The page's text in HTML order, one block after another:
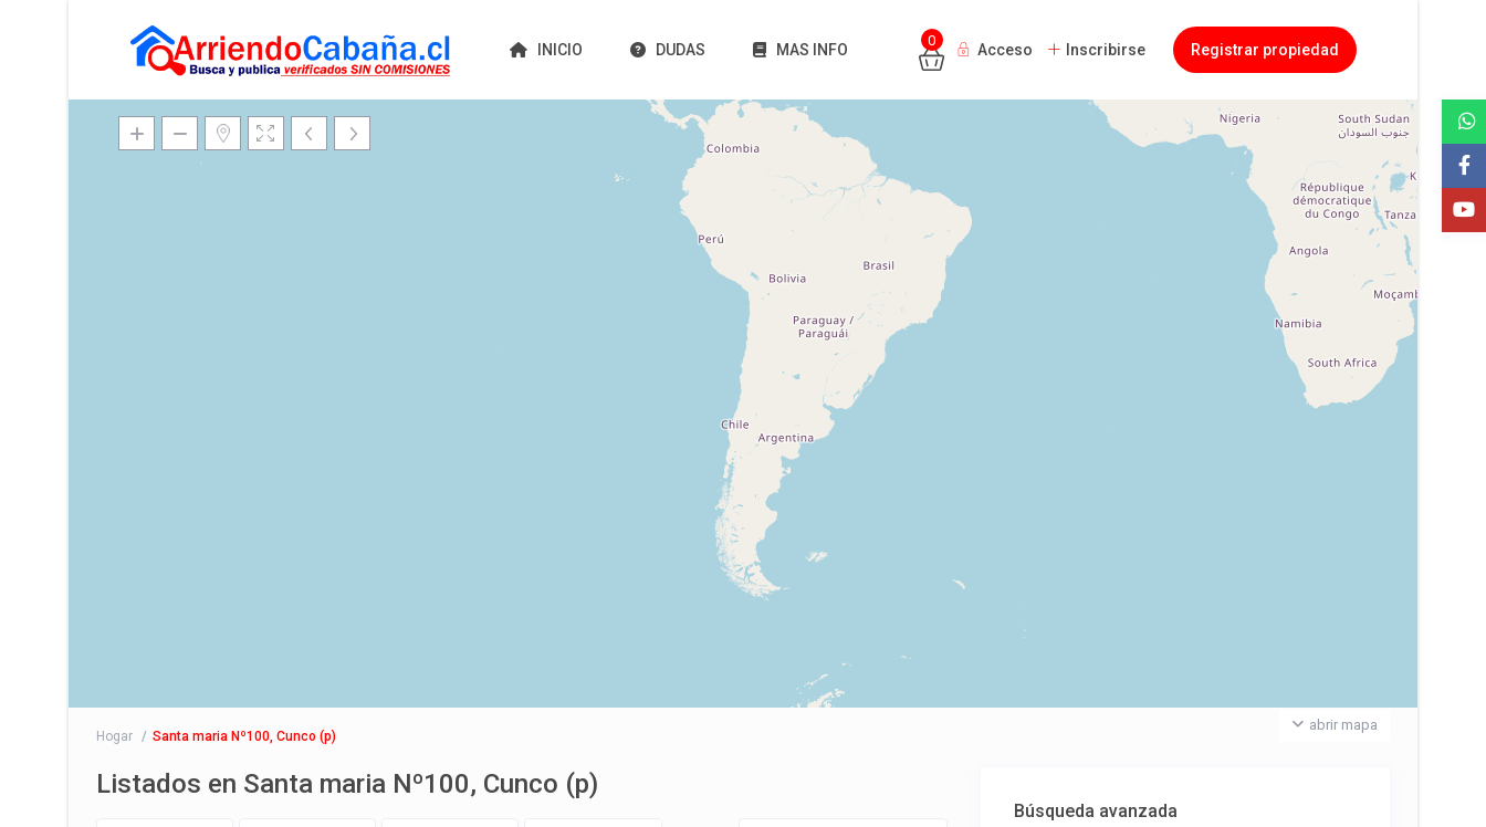
INICIO DUDAS MAS INFO
0
Acceso Inscribirse Registrar propiedad
Cargando mapas
abrir mapa
Hogar Santa maria Nº100, Cunco (p)
Listados en Santa maria Nº100, Cunco (p)
Búsqueda avanzada